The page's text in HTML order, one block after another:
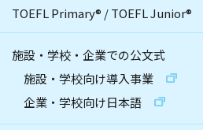
TOEFL Primary® /TOEFL Junior®
施設・学校・企業での公文式
施設・学校向け導入事業
企業・学校向け日本語